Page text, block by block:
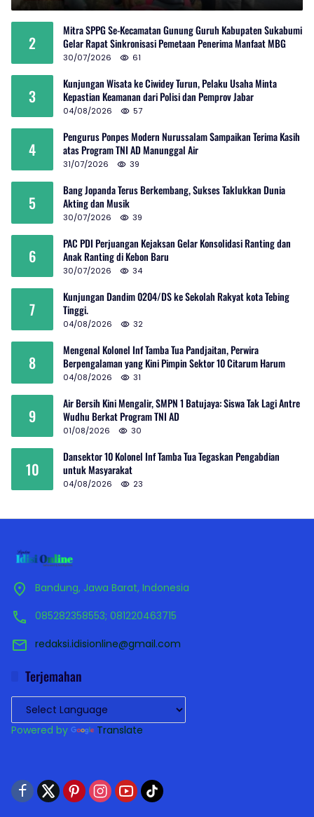
2
Mitra SPPG Se-Kecamatan Gunung Guruh Kabupaten Sukabumi
Gelar Rapat Sinkronisasi Pemetaan Penerima Manfaat MBG
30/07/2026 61
3
Kunjungan Wisata ke Ciwidey Turun, Pelaku Usaha Minta
Kepastian Keamanan dari Polisi dan Pemprov Jabar
04/08/2026 57
4
Pengurus Ponpes Modern Nurussalam Sampaikan Terima Kasih
atas Program TNI AD Manunggal Air
31/07/2026 39
5
Bang Jopanda Terus Berkembang, Sukses Taklukkan Dunia
Akting dan Musik
30/07/2026 39
6
PAC PDI Perjuangan Kejaksan Gelar Konsolidasi Ranting dan
Anak Ranting di Kebon Baru
30/07/2026 34
7
Kunjungan Dandim 0204/DS ke Sekolah Rakyat kota Tebing
Tinggi.
04/08/2026 32
8
Mengenal Kolonel Inf Tamba Tua Pandjaitan, Perwira
Berpengalaman yang Kini Pimpin Sektor 10 Citarum Harum
04/08/2026 31
9
Air Bersih Kini Mengalir, SMPN 1 Batujaya: Siswa Tak Lagi Antre
Wudhu Berkat Program TNI AD
01/08/2026 30
10
Dansektor 10 Kolonel Inf Tamba Tua Tegaskan Pengabdian
untuk Masyarakat
04/08/2026 23
Bandung, Jawa Barat, Indonesia
085282358553; 081220463715
redaksi.idisionline@gmail.com
Terjemahan
Powered by Translate